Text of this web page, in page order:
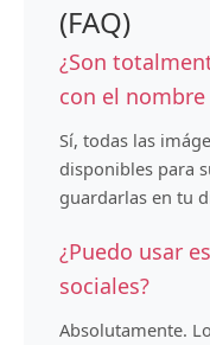
(FAQ)
¿Son
con el nombre
Sí, todas las
disponibles para
guardarlas en tu
¿Puedo usar
sociales?
Absolutamente.